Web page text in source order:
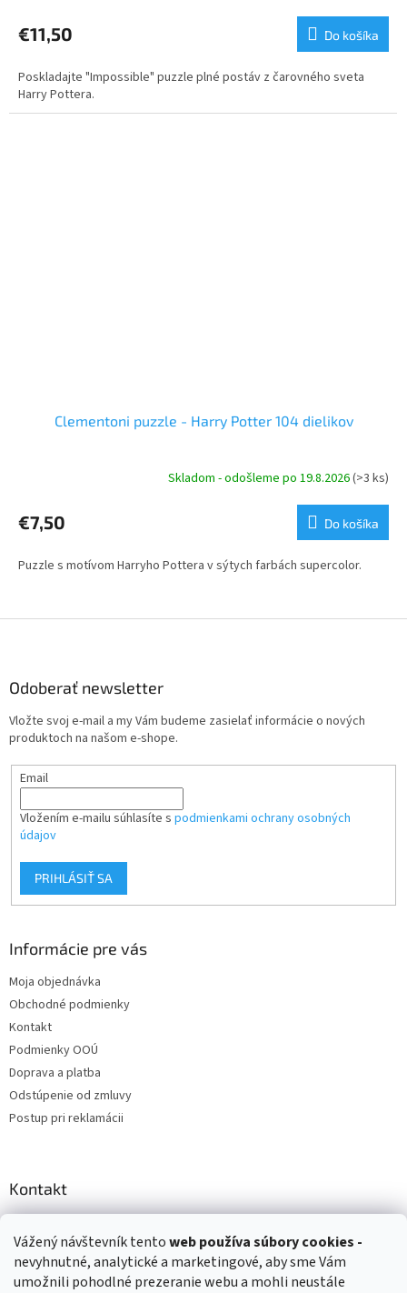
Vážený návštevník tentoweb používasúbory cookies -
nevyhnutné, analytické a marketingové, aby sme Vám
umožnili pohodlné prezeranie webu a mohli neustále
€11,50 Do košíka
Poskladajte "Impossible" puzzle plné postáv z čarovného sveta
Harry Pottera.
Clementoni puzzle - Harry Potter 104 dielikov
Skladom - odošleme po 19.8.2026(>3 ks)
€7,50 Do košíka
Puzzle s motívom Harryho Pottera v sýtych farbách supercolor.
Odoberať newsletter
Vložte svoj e-mail a my Vám budeme zasielať informácie o nových
produktoch na našom e-shope.
Email
Vložením e-mailu súhlasíte s podmienkami ochrany osobných
údajov
PRIHLÁSIŤ SA
Informácie pre vás
Moja objednávka
Obchodné podmienky
Kontakt
Podmienky OOÚ
Doprava a platba
Odstúpenie od zmluvy
Postup pri reklamácii
Kontakt
+421 903 144 673